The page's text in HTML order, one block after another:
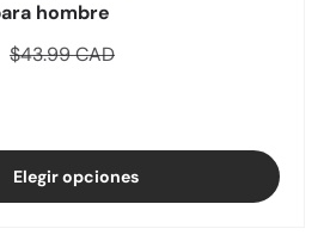
hombre
Precio normal
$43.99 CAD
Elegir opciones